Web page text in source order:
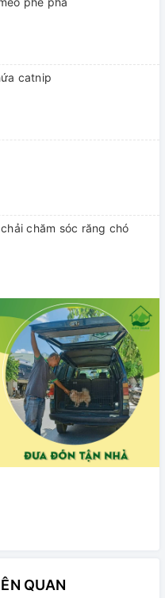
catnip
chăm sóc răng chó
QUAN